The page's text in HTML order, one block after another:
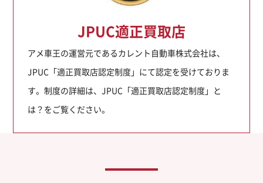
JPUC適正買取店
アメ車王の運営元であるカレント自動車株式会社は、
JPUC「適正買取店認定制度」にて認定を受けておりま
す。制度の詳細は、JPUC「適正買取店認定制度」と
は？をご覧ください。